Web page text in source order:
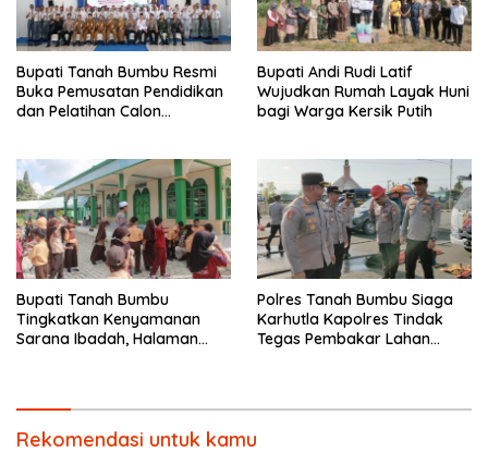
Bupati Tanah Bumbu Resmi
Buka Pemusatan Pendidikan
dan Pelatihan Calon
Bupati Andi Rudi Latif
Wujudkan Rumah Layak Huni
bagi Warga Kersik Putih
Bupati Tanah Bumbu
Tingkatkan Kenyamanan
Sarana Ibadah, Halaman
Polres Tanah Bumbu Siaga
Karhutla Kapolres Tindak
Tegas Pembakar Lahan
Rekomendasi untuk kamu